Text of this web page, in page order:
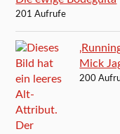
201 Aufrufe
Mick
200